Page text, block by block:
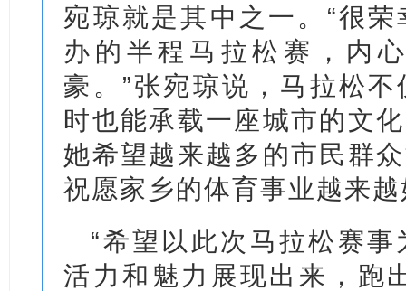
宛琼就是其中之一。“很
办的半程马拉松赛，内
豪。”张宛琼说，马拉松
时也能承载一座城市的文
她希望越来越多的市民群
祝愿家乡的体育事业越来
“希望以此次马拉松赛
活力和魅力展现出来，跑